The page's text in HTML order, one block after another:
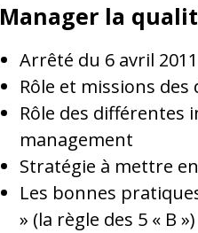
Manager la
Arrêté du 6 avril
Rôle et missions
Rôle des différentes
management
Stratégie à mettre
Les bonnes
» (la règle des 5 « B »)